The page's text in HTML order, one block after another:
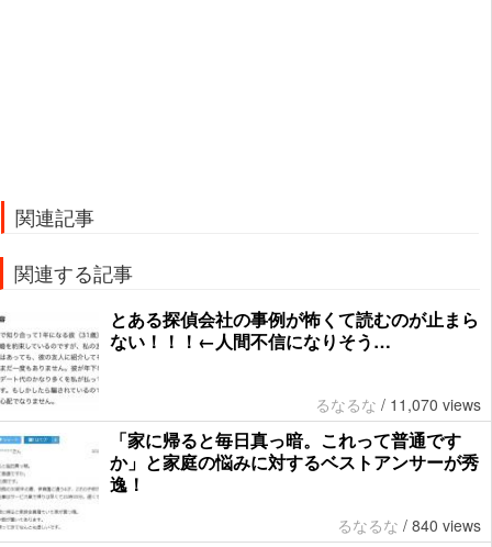
関連記事
関連する記事
とある探偵会社の事例が怖くて読むのが止まら
ない！！！←人間不信になりそう…
るなるな / 11,070 views
「家に帰ると毎日真っ暗。これって普通です
か」と家庭の悩みに対するベストアンサーが秀
逸！
るなるな / 840 views